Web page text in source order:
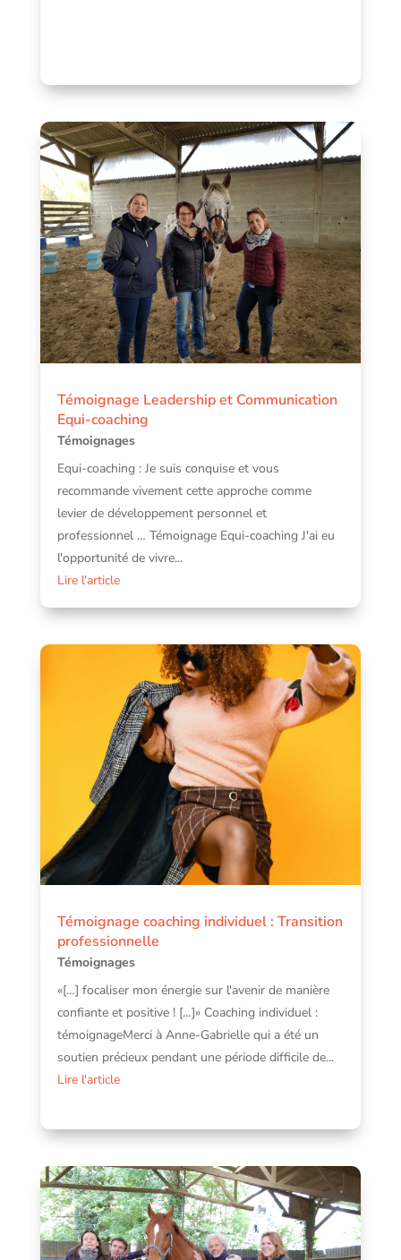
Témoignage Leadership et Communication
Equi-coaching
Témoignages
Equi-coaching : Je suis conquise et vous
recommande vivement cette approche comme
levier de développement personnel et
professionnel … Témoignage Equi-coaching J'ai eu
l'opportunité de vivre...
Lire l'article
Témoignage coaching individuel : Transition
professionnelle
Témoignages
«[…] focaliser mon énergie sur l'avenir de manière
confiante et positive ! […]» Coaching individuel :
témoignageMerci à Anne-Gabrielle qui a été un
soutien précieux pendant une période difficile de...
Lire l'article